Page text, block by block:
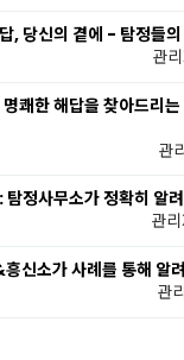
, 당신의 곁에 - 탐정들
관
쾌한 해답을 찾아드리
관
탐정사무소가 정확히 알
관
신소가 사례를 통해 알
관